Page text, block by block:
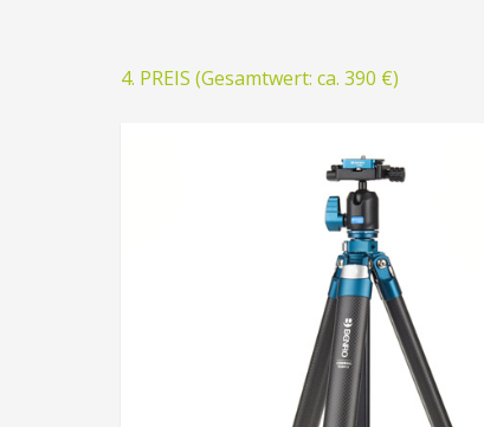
4. PREIS (Gesamtwert: ca. 390 €)